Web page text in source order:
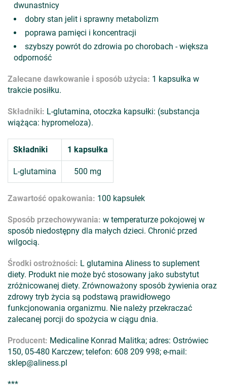
dwunastnicy
dobry stan jelit i sprawny metabolizm
poprawa pamięci i koncentracji
szybszy powrót do zdrowia po chorobach - większa
odporność
Zalecane dawkowanie i sposób użycia: 1 kapsułka w
trakcie posiłku.
Składniki: L-glutamina, otoczka kapsułki: (substancja
wiążąca: hypromeloza).
Składniki 1 kapsułka
L-glutamina 500 mg
Zawartość opakowania: 100 kapsułek
Sposób przechowywania: w temperaturze pokojowej w
sposób niedostępny dla małych dzieci. Chronić przed
wilgocią.
Środki ostrożności: L glutamina Aliness to suplement
diety. Produkt nie może być stosowany jako substytut
zróżnicowanej diety. Zrównoważony sposób żywienia oraz
zdrowy tryb życia są podstawą prawidłowego
funkcjonowania organizmu. Nie należy przekraczać
zalecanej porcji do spożycia w ciągu dnia.
Producent: Medicaline Konrad Malitka; adres: Ostrówiec
150, 05-480 Karczew; telefon: 608 209 998; e-mail:
sklep@aliness.pl
***